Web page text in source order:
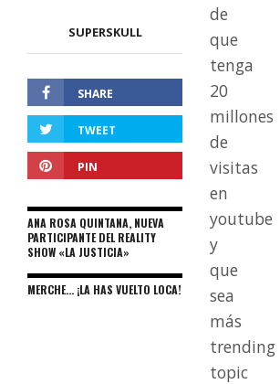
SUPERSKULL
SHARE
TWEET
PIN
ANA ROSA QUINTANA, NUEVA
PARTICIPANTE DEL REALITY
SHOW «LA JUSTICIA»
MERCHE… ¡LA HAS VUELTO LOCA!
de
que
tenga
20
millones
de
visitas
en
youtube
y
que
sea
más
trending
topic